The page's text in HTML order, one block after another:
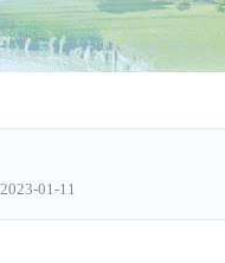
2023-01-11